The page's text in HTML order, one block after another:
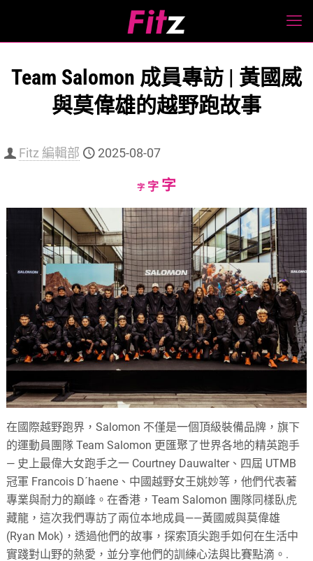
Team Salomon 成員專訪 | 黃國威
與莫偉雄的越野跑故事
Fitz 編輯部 2025-08-07
字Decrease
size.
字Reset
size.
字Increase
size.
在國際越野跑界，Salomon 不僅是一個頂級裝備品牌，旗下
的運動員團隊 Team Salomon 更匯聚了世界各地的精英跑手
— 史上最偉大女跑手之一 Courtney Dauwalter、四屆 UTMB
冠軍 Francois D´haene、中國越野女王姚妙等，他們代表著
專業與耐力的巔峰。在香港，Team Salomon 團隊同樣臥虎
藏龍，這次我們專訪了兩位本地成員——黃國威與莫偉雄
(Ryan Mok)，透過他們的故事，探索頂尖跑手如何在生活中
實踐對山野的熱愛，並分享他們的訓練心法與比賽點滴。.